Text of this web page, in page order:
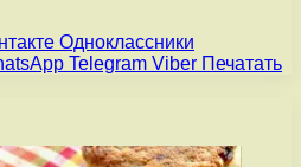
Одноклассники
Telegram Viber Печатать